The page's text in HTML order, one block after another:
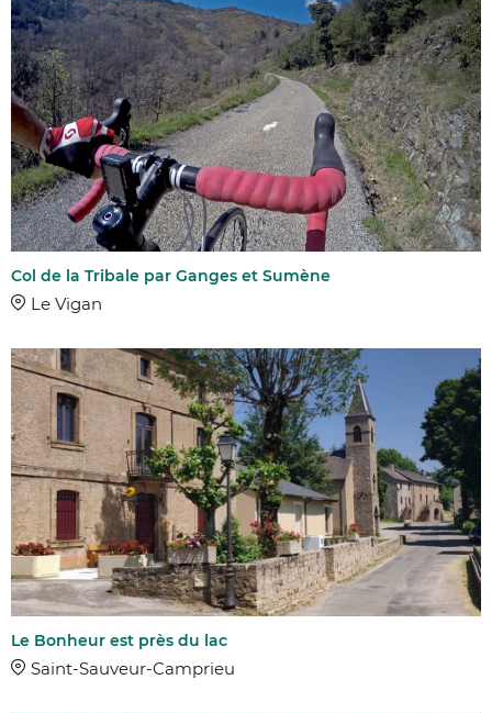
DISTANCE
DIFFICULTÉ
Difficile
Très difficile
Col de la Tribale par Ganges et Sumène
Le Vigan
Le Bonheur est près du lac
Saint-Sauveur-Camprieu